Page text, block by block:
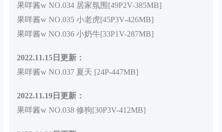
果咩酱w NO.034 居家氛围[49P2V-385MB]
果咩酱w NO.035 小老虎[45P3V-426MB]
果咩酱w NO.036 小奶牛[33P1V-287MB]
2022.11.15日更新：
果咩酱w NO.037 夏天 [24P-447MB]
2022.11.19日更新：
果咩酱w NO.038 修狗[30P3V-412MB]